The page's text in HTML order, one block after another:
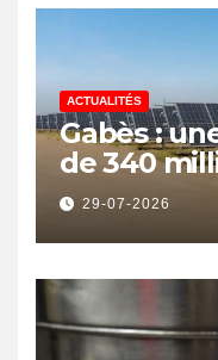
ACTUALITÉS
Gabès :
de 340
pour
emplois
29-07-2026